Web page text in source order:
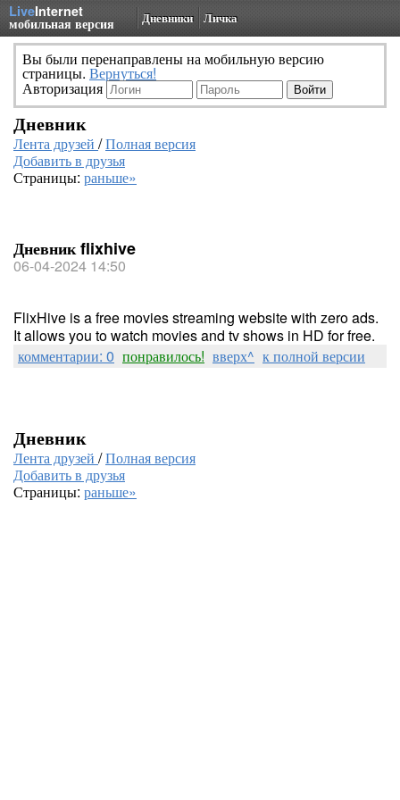
LiveInternet
мобильная версия Дневники Личка
Вы были перенаправлены на мобильную версию
страницы. Вернуться!
Авторизация
Дневник
Лента друзей /Полная версия
Добавить в друзья
Страницы: раньше»
Дневник flixhive
06-04-2024 14:50
FlixHive is a free movies streaming website with zero ads.
It allows you to watch movies and tv shows in HD for free.
комментарии: 0 понравилось! вверх^ к полной версии
Дневник
Лента друзей /Полная версия
Добавить в друзья
Страницы: раньше»